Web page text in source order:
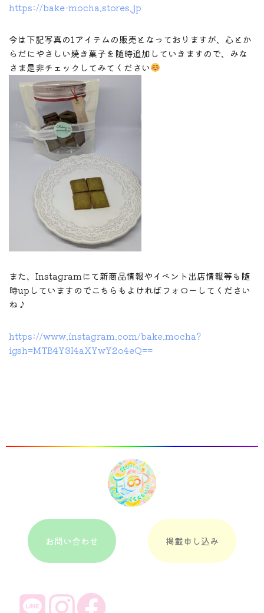
https://bake-mocha.stores.jp
今は下記写真の1アイテムの販売となっておりますが、心とか
らだにやさしい焼き菓子を随時追加していきますので、みな
さま是非チェックしてみてください
また、Instagramにて新商品情報やイベント出店情報等も随
時upしていますのでこちらもよければフォローしてください
ね♪
https://www.instagram.com/bake.mocha?
igsh=MTB4Y3I4aXYwY2o4eQ==
お問い合わせ 掲載申し込み